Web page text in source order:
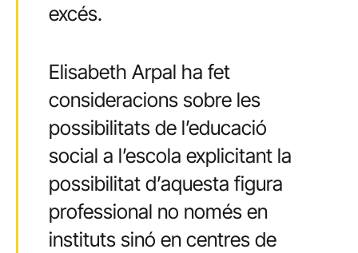
excés.
Elisabeth Arpal ha fet
consideracions sobre les
possibilitats de l’educació
social a l’escola explicitant la
possibilitat d’aquesta figura
professional no només en
instituts sinó en centres de